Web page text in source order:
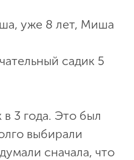
уже 8 лет, Миша
садик 5
3 года. Это был
выбирали
сначала, что